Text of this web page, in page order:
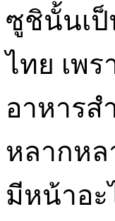
ซูชินั้นเป็
ไทย เพ
อาหาร
หลากหล
มีหน้าอะ